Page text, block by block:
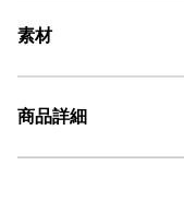
素材
商品詳細